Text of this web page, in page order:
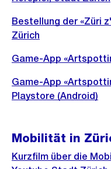
Bestellung der «Züri
Zürich
Externer
Game-App
Externer
Link:
Game-App
Playstore (Android)
Mobilität in
Externer
Link:
Kurzfilm über die